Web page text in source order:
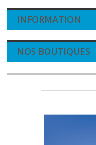
INFORMATION
NOS BOUTIQUES